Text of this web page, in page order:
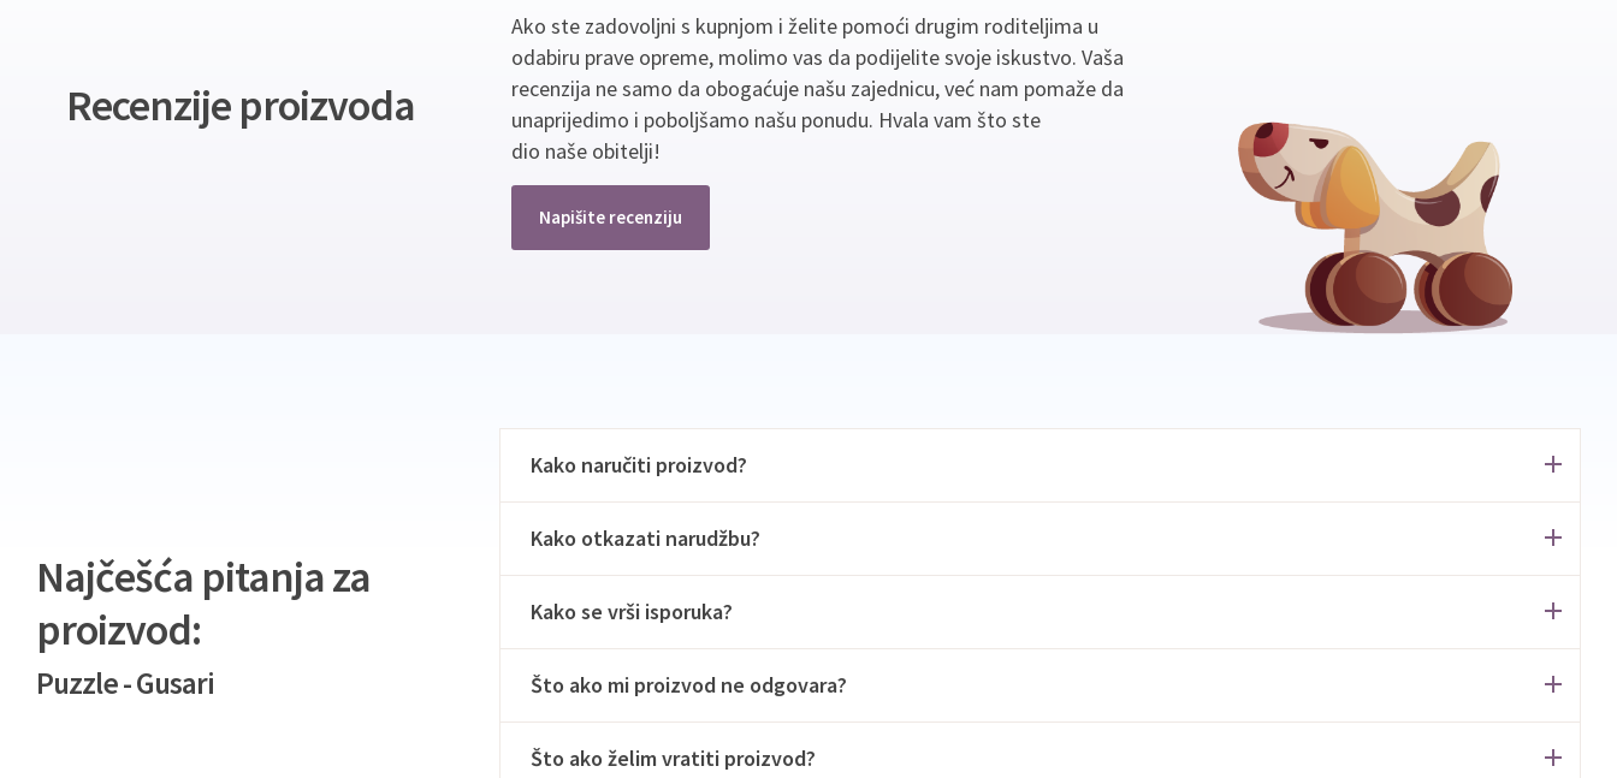
Recenzije proizvoda
Ako ste zadovoljni s kupnjom i želite pomoći drugim roditeljima u
odabiru prave opreme, molimo vas da podijelite svoje iskustvo. Vaša
recenzija ne samo da obogaćuje našu zajednicu, već nam pomaže da
unaprijedimo i poboljšamo našu ponudu. Hvala vam što ste
dio naše obitelji!
Napišite recenziju
Najčešća pitanja za
proizvod:
Puzzle - Gusari
Kako naručiti proizvod?
Kako otkazati narudžbu?
Kako se vrši isporuka?
Što ako mi proizvod ne odgovara?
Što ako želim vratiti proizvod?